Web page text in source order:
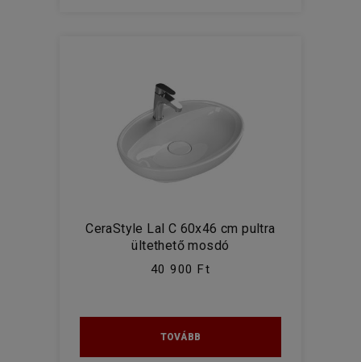
CeraStyle Lal C 60x46 cm pultra
ültethető mosdó
40 900 Ft
TOVÁBB